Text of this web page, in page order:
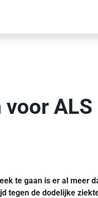
ALS
te gaan is er al meer
tegen de dodelijke